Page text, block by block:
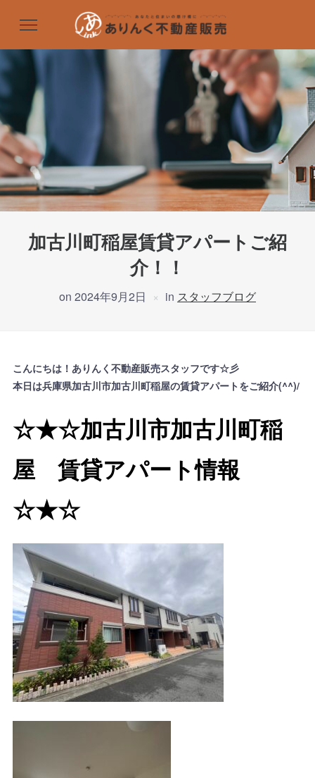
加古川町稲屋賃貸アパートご紹
介！！
on 2024年9月2日 in スタッフブログ
こんにちは！ありんく不動産販売スタッフです☆彡
本日は兵庫県加古川市加古川町稲屋の賃貸アパートをご紹介(^^)/
☆★☆加古川市加古川町稲
屋 賃貸アパート情報
☆★☆